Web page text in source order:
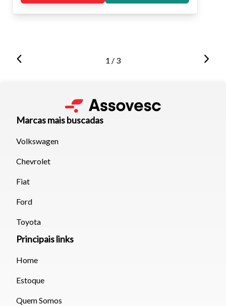
1 / 3
Marcas mais buscadas
Volkswagen
Chevrolet
Fiat
Ford
Toyota
Principais links
Home
Estoque
Quem Somos